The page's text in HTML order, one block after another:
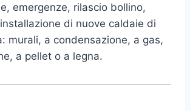
emergenze, rilascio bollino,
di nuove caldaie di
murali, a condensazione, a gas,
a pellet o a legna.